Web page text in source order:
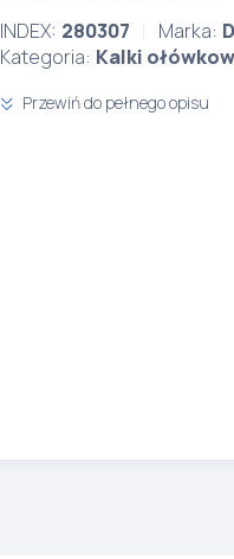
INDEX: 280307 Marka:
Kategoria: Kalki
Przewiń do pełnego opisu